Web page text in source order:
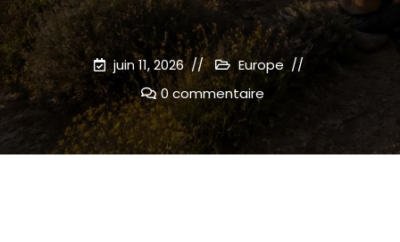
juin 11, 2026
Europe
0 commentaire